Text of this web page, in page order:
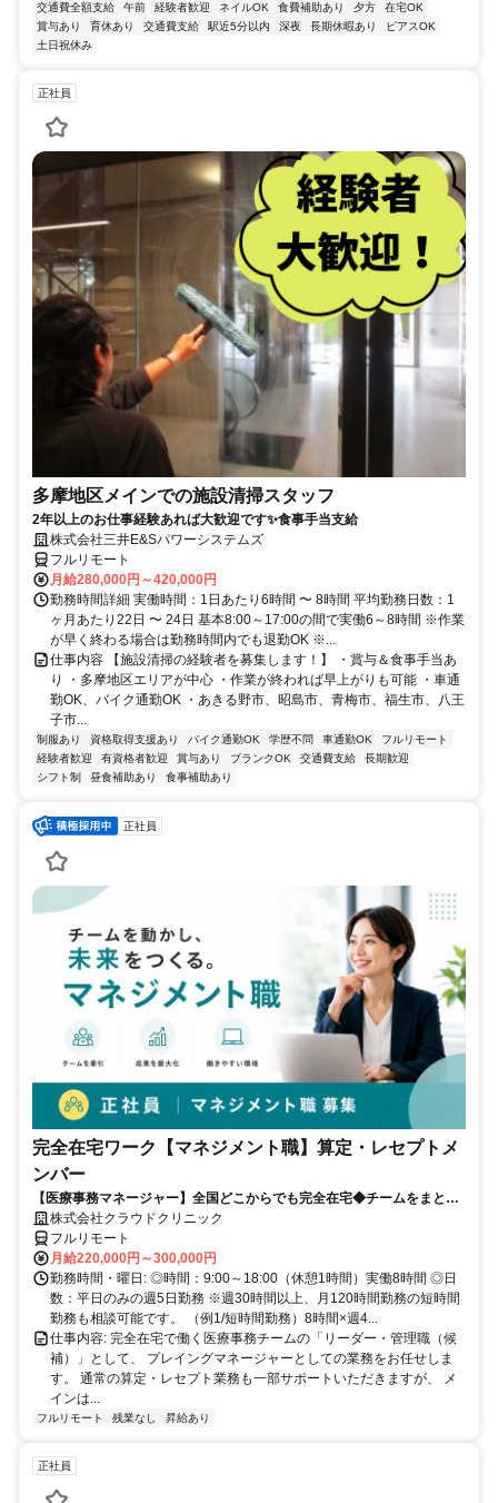
交通費全額支給
午前 経験者歓迎 ネイルOK 食費補助あり 夕方
在宅OK
賞与あり
育休あり 交通費支給 駅近5分以内 深夜 長期休暇あり
ピアスOK
土日祝休み
正社員
多摩地区メインでの施設清掃スタッフ
2年以上のお仕事経験あれば大歓迎です✨食事手当支給
株式会社三井E&Sパワーシステムズ
フルリモート
月給280,000円～420,000円
勤務時間詳細 実働時間：1日あたり6時間 〜 8時間 平均勤務日数：1
ヶ月あたり22日 〜 24日 基本8:00～17:00の間で実働6～8時間 ※作業
が早く終わる場合は勤務時間内でも退勤OK ※...
仕事内容 【施設清掃の経験者を募集します！】 ・賞与＆食事手当あ
り ・多摩地区エリアが中心 ・作業が終われば早上がりも可能 ・車通
勤OK、バイク通勤OK ・あきる野市、昭島市、青梅市、福生市、八王
子市...
制服あり 資格取得支援あり バイク通勤OK 学歴不問 車通勤OK
フルリモート
経験者歓迎
有資格者歓迎 賞与あり ブランクOK 交通費支給
長期歓迎
シフト制
昼食補助あり 食事補助あり
正社員
完全在宅ワーク【マネジメント職】算定・レセプトメ
ンバー
【医療事務マネージャー】全国どこからでも完全在宅◆チームをまとめ
る司令塔◆算定・レセプト経験を活かしてキャリアアップ！
株式会社クラウドクリニック
フルリモート
月給220,000円～300,000円
勤務時間・曜日: ◎時間：9:00～18:00（休憩1時間）実働8時間 ◎日
数：平日のみの週5日勤務 ※週30時間以上、月120時間勤務の短時間
勤務も相談可能です。 （例1/短時間勤務）8時間×週4...
仕事内容: 完全在宅で働く医療事務チームの「リーダー・管理職（候
補）」として、 プレイングマネージャーとしての業務をお任せしま
す。 通常の算定・レセプト業務も一部サポートいただきますが、 メ
インは...
フルリモート 残業なし 昇給あり
正社員